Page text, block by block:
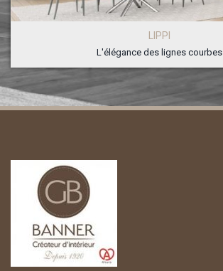
LIPPI
L'élégance des lignes courbes